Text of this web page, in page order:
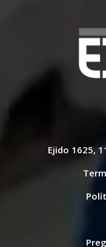
Ejido 1625,